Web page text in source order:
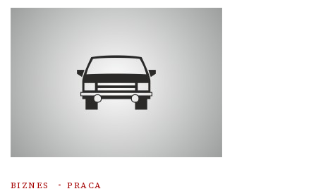
BIZNES PRACA